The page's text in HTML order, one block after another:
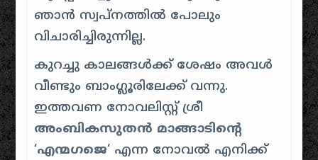
ഞാൻ സ്വപ്നത്തിൽ പോലും
വിചാരിച്ചിരുന്നില്ല.
കുറച്ചു കാലങ്ങൾക്ക് ശേഷം അവൾ
വീണ്ടും ബാംഗ്ലൂരിലേക്ക് വന്നു.
ഇത്തവണ നോവലിസ്റ്റ് ശ്രീ
അംബികസുതൻ മാങ്ങാടിൻ്റെ
‘എന്മഗജെ‘ എന്ന നോവൽ എനിക്ക്